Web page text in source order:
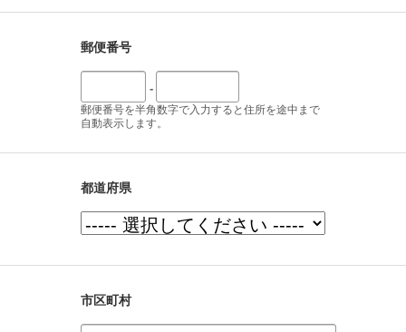
郵便番号
-
郵便番号を半角数字で入力すると住所を途中まで
自動表示します。
都道府県
市区町村